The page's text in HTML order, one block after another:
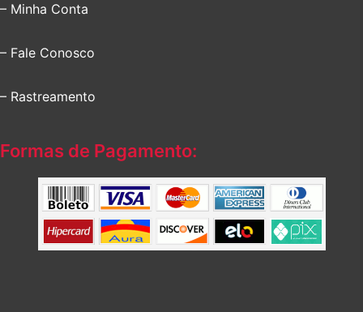
– Minha Conta
– Fale Conosco
– Rastreamento
Formas de Pagamento: